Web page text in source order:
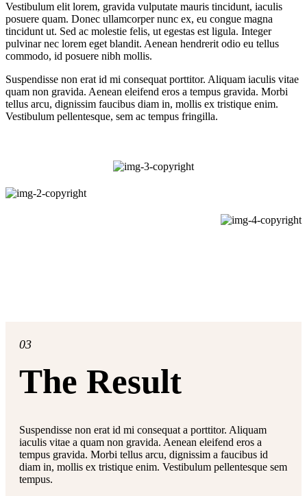
Vestibulum elit lorem, gravida vulputate mauris tincidunt, iaculis
posuere quam. Donec ullamcorper nunc ex, eu congue magna
tincidunt ut. Sed ac molestie felis, ut egestas est ligula. Integer
pulvinar nec lorem eget blandit. Aenean hendrerit odio eu tellus
commodo, id posuere nibh mollis.
Suspendisse non erat id mi consequat porttitor. Aliquam iaculis vitae
quam non gravida. Aenean eleifend eros a tempus gravida. Morbi
tellus arcu, dignissim faucibus diam in, mollis ex tristique enim.
Vestibulum pellentesque, sem ac tempus fringilla.
03
The Result
Suspendisse non erat id mi consequat a porttitor. Aliquam
iaculis vitae a quam non gravida. Aenean eleifend eros a
tempus gravida. Morbi tellus arcu, dignissim a faucibus id
diam in, mollis ex tristique enim. Vestibulum pellentesque sem
tempus.